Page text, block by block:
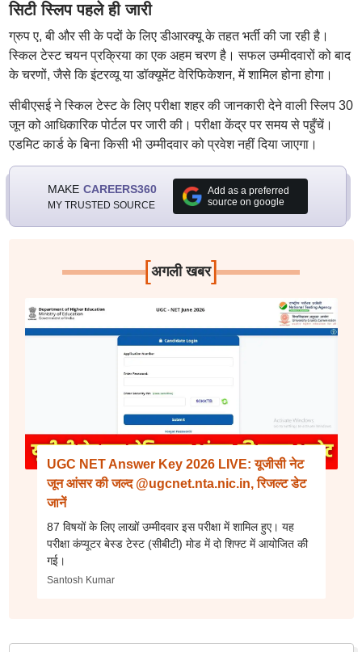
सिटी स्लिप पहले ही जारी
ग्रुप ए, बी और सी के पदों के लिए डीआरक्यू के तहत भर्ती की जा रही है।
स्किल टेस्ट चयन प्रक्रिया का एक अहम चरण है। सफल उम्मीदवारों को बाद
के चरणों, जैसे कि इंटरव्यू या डॉक्यूमेंट वेरिफिकेशन, में शामिल होना होगा।
सीबीएसई ने स्किल टेस्ट के लिए परीक्षा शहर की जानकारी देने वाली स्लिप 30
जून को आधिकारिक पोर्टल पर जारी की। परीक्षा केंद्र पर समय से पहुँचें।
एडमिट कार्ड के बिना किसी भी उम्मीदवार को प्रवेश नहीं दिया जाएगा।
MAKE CAREERS360
MY TRUSTED SOURCE
Add as a preferred
source on google
[अगली खबर]
UGC NET Answer Key 2026 LIVE: यूजीसी नेट
जून आंसर की जल्द @ugcnet.nta.nic.in, रिजल्ट डेट
जानें
87 विषयों के लिए लाखों उम्मीदवार इस परीक्षा में शामिल हुए। यह
परीक्षा कंप्यूटर बेस्ड टेस्ट (सीबीटी) मोड में दो शिफ्ट में आयोजित की
गई।
Santosh Kumar